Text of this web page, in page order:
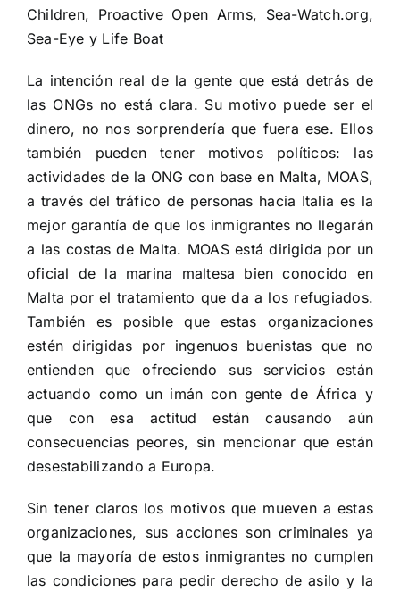
Children, Proactive Open Arms, Sea-Watch.org,
Sea-Eye y Life Boat
La intención real de la gente que está detrás de
las ONGs no está clara. Su motivo puede ser el
dinero, no nos sorprendería que fuera ese. Ellos
también pueden tener motivos políticos: las
actividades de la ONG con base en Malta, MOAS,
a través del tráfico de personas hacia Italia es la
mejor garantía de que los inmigrantes no llegarán
a las costas de Malta. MOAS está dirigida por un
oficial de la marina maltesa bien conocido en
Malta por el tratamiento que da a los refugiados.
También es posible que estas organizaciones
estén dirigidas por ingenuos buenistas que no
entienden que ofreciendo sus servicios están
actuando como un imán con gente de África y
que con esa actitud están causando aún
consecuencias peores, sin mencionar que están
desestabilizando a Europa.
Sin tener claros los motivos que mueven a estas
organizaciones, sus acciones son criminales ya
que la mayoría de estos inmigrantes no cumplen
las condiciones para pedir derecho de asilo y la